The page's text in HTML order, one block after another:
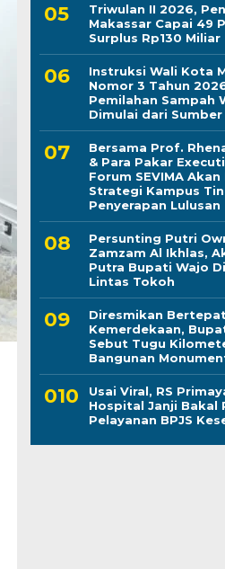
Triwulan II 2026,
Makassar Capai 49
Surplus Rp130 Miliar
Instruksi Wali Kota
Nomor 3 Tahun
Pemilahan Sampah
Dimulai dari Sumber
Bersama Prof.
& Para Pakar
Forum SEVIMA Akan
Strategi Kampus
Penyerapan Lulusan
Persunting Putri
Zamzam Al Ikhlas,
Putra Bupati Wajo
Lintas Tokoh
Diresmikan
Kemerdekaan,
Sebut Tugu
Bangunan
Usai Viral, RS
Hospital Janji Bakal
Pelayanan BPJS